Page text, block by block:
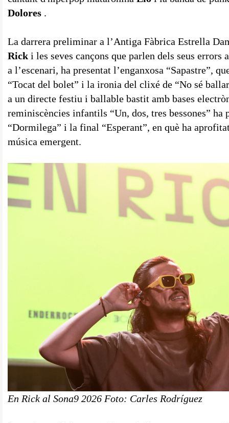
Dolores .
La darrera preliminar a l’Antiga Fàbrica Estrella
Rick i les seves cançons que parlen dels seus
a l’escenari, ha presentat l’enganxosa “Sapastre”,
“Tocat del bolet” i la ironia del clixé de “No sé
a un directe festiu i ballable bastit amb bases
reminiscències infantils “Un, dos, tres bessones” ha
“Dormilega” i la final “Esperant”, en què ha
música emergent.
En Rick al Sona9 2026 Foto: Carles Rodríguez